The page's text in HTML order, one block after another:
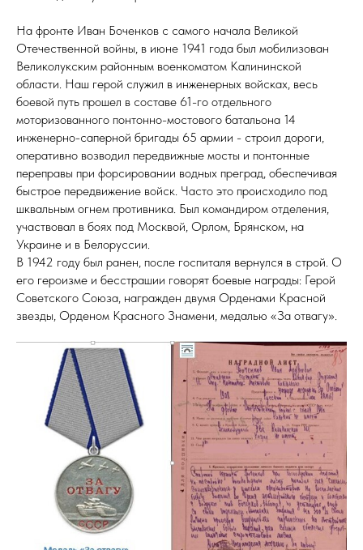
На фронте Иван Боченков с самого начала Великой
Отечественной войны, в июне 1941 года был мобилизован
Великолукским районным военкоматом Калининской
области. Наш герой служил в инженерных войсках, весь
боевой путь прошел в составе 61-го отдельного
моторизованного понтонно-мостового батальона 14
инженерно-саперной бригады 65 армии - строил дороги,
оперативно возводил передвижные мосты и понтонные
переправы при форсировании водных преград, обеспечивая
быстрое передвижение войск. Часто это происходило под
шквальным огнем противника. Был командиром отделения,
участвовал в боях под Москвой, Орлом, Брянском, на
Украине и в Белоруссии.
В 1942 году был ранен, после госпиталя вернулся в строй. О
его героизме и бесстрашии говорят боевые награды: Герой
Советского Союза, награжден двумя Орденами Красной
звезды, Орденом Красного Знамени, медалью «За отвагу».